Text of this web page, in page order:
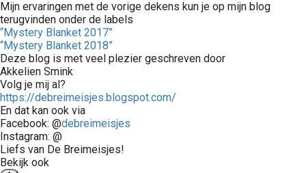
Mijn ervaringen met de vorige dekens kun je op mijn blog
terugvinden onder de labels
“Mystery Blanket 2017”
“Mystery Blanket 2018”
Deze blog is met veel plezier geschreven door
Akkelien Smink
Volg je mij al?
https://debreimeisjes.blogspot.com/
En dat kan ook via
Facebook: @debreimeisjes
Instagram: @
Liefs van De Breimeisjes!
Bekijk ook